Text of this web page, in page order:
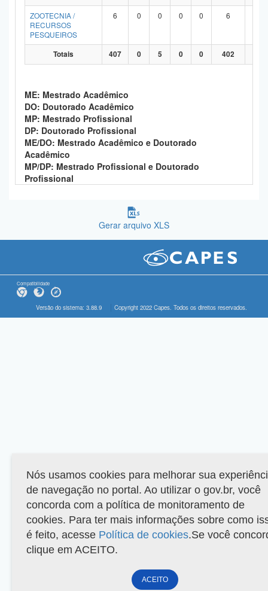
ZOOTECNIA /
RECURSOS
PESQUEIROS
6 0 0 0 0 6
Totais 407 0 5 0 0 402
ME: Mestrado Acadêmico
DO: Doutorado Acadêmico
MP: Mestrado Profissional
DP: Doutorado Profissional
ME/DO: Mestrado Acadêmico e Doutorado
Acadêmico
MP/DP: Mestrado Profissional e Doutorado
Profissional
Gerar arquivo XLS
Compatibilidade
Versão do sistema: 3.88.9 Copyright 2022 Capes. Todos os direitos reservados.
Nós usamos cookies para melhorar sua
de navegação no portal. Ao utilizar o gov.br, você
concorda com a política de monitoramento de
cookies. Para ter mais informações sobre como
é feito, acesse Política de cookies.Se você
clique em ACEITO.
ACEITO